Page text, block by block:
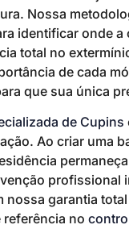
Nossa
identificar onde
total no
de cada
que sua única
de Cupins
Ao criar uma
profissional
garantia
referência no